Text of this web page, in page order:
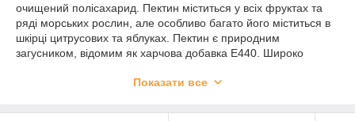
очищений полісахарид. Пектин міститься у всіх фруктах та
ряді морських рослин, але особливо багато його міститься в
шкірці цитрусових та яблуках. Пектин є природним
загусником, відомим як харчова добавка Е440. Широко
кулінарії пектин застосовується як загусник при виробництві
зефіру, пастили, конфітюрів та джемів. Пектин не
Показати все